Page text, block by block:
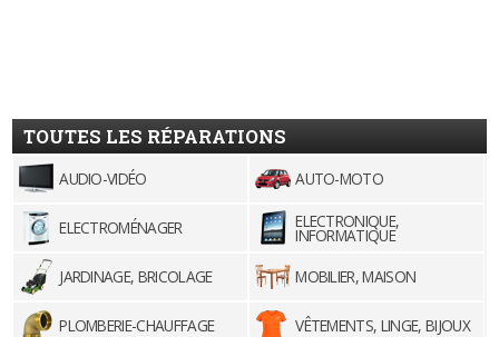
TOUTES LES RÉPARATIONS
AUDIO-VIDÉO AUTO-MOTO
ELECTROMÉNAGER ELECTRONIQUE,
INFORMATIQUE
JARDINAGE, BRICOLAGE
MOBILIER, MAISON
PLOMBERIE-CHAUFFAGE VÊTEMENTS, LINGE, BIJOUX